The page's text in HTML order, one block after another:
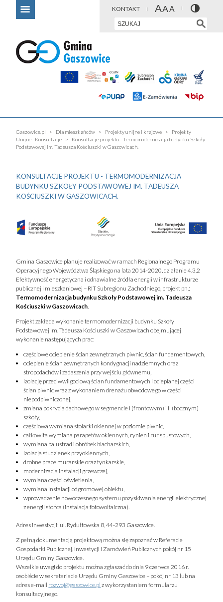
KONTAKT
Gaszowice.pl Dla mieszkańców Projekty unijne i krajowe
Projekty
Unijne - Konsultacje
Konsultacje projektu - Termomodernizacja budynku Szkoły
Podstawowej im. Tadeusza Kościuszki w Gaszowicach.
KONSULTACJE PROJEKTU - TERMOMODERNIZACJA
BUDYNKU SZKOŁY PODSTAWOWEJ IM. TADEUSZA
KOŚCIUSZKI W GASZOWICACH.
Gmina Gaszowice planuje realizować w ramach Regionalnego Programu
Operacyjnego Województwa Śląskiego na lata 2014-2020, działanie 4.3.2
Efektywność energetyczna i odnawialne źródła energii w infrastrukturze
publicznej i mieszkaniowej – RIT Subregionu Zachodniego, projekt pn.:
Termomodernizacja budynku Szkoły Podstawowej im. Tadeusza
Kościuszki w Gaszowicach.
Projekt zakłada wykonanie termomodernizacji budynku Szkoły
Podstawowej im. Tadeusza Kościuszki w Gaszowicach obejmującej
wykonanie następujących prac:
częściowe ocieplenie ścian zewnętrznych piwnic, ścian fundamentowych,
ocieplenie ścian zewnętrznych kondygnacji nadziemnych oraz
stropodachów i zadaszenia przy wejściu głównemu,
izolację przeciwwilgociową ścian fundamentowych i ocieplanej części
ścian piwnic wraz z wykonaniem drenażu obwodowego w części
niepodpiwniczonej,
zmiana pokrycia dachowego w segmencie I (frontowym) i II (bocznym)
szkoły,
częściowa wymiana stolarki okiennej w poziomie piwnic,
całkowita wymiana parapetów okiennych, rynien i rur spustowych,
wymiana balustrad i obróbek blacharskich,
izolacja studzienek przyokiennych,
drobne prace murarskie oraz tynkarskie,
modernizacja instalacji grzewczej,
wymiana części oświetlenia,
wymiana instalacji odgromowej obiektu,
wprowadzenie nowoczesnego systemu pozyskiwania energii elektrycznej
z energii słońca (instalacja fotowoltaiczna).
Adres inwestycji: ul. Rydułtowska 8, 44-293 Gaszowice.
Z pełną dokumentacją projektową można się zapoznać w Referacie
Gospodarki Publicznej, Inwestycji i Zamówień Publicznych pokój nr 15
Urzędu Gminy Gaszowice.
Wszelkie uwagi do projektu można zgłaszać do dnia 9 czerwca 2016 r.
osobiście w sekretariacie Urzędu Gminy Gaszowice – pokój nr 13 lub na
adres e-mail rozwoj@gaszowice.pl z wykorzystaniem formularzu
konsultacyjnego.